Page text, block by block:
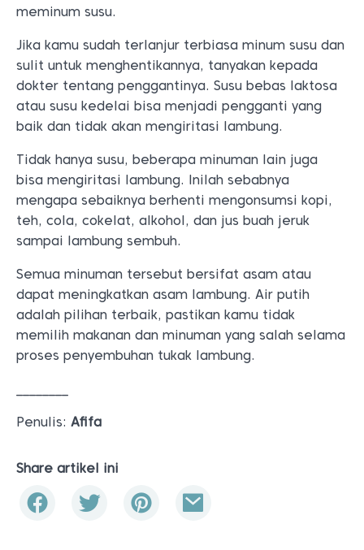
meminum susu.
Jika kamu sudah terlanjur terbiasa minum susu dan
sulit untuk menghentikannya, tanyakan kepada
dokter tentang penggantinya. Susu bebas laktosa
atau susu kedelai bisa menjadi pengganti yang
baik dan tidak akan mengiritasi lambung.
Tidak hanya susu, beberapa minuman lain juga
bisa mengiritasi lambung. Inilah sebabnya
mengapa sebaiknya berhenti mengonsumsi kopi,
teh, cola, cokelat, alkohol, dan jus buah jeruk
sampai lambung sembuh.
Semua minuman tersebut bersifat asam atau
dapat meningkatkan asam lambung. Air putih
adalah pilihan terbaik, pastikan kamu tidak
memilih makanan dan minuman yang salah selama
proses penyembuhan tukak lambung.
Penulis: Afifa
Share artikel ini